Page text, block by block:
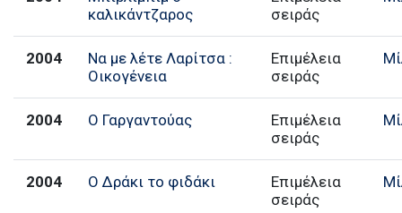
καλικάντζαρος
σειράς
2004
Να με λέτε Λαρίτσα :
Οικογένεια
Επιμέλεια
σειράς
2004 Ο Γαργαντούας
Επιμέλεια
σειράς
2004 Ο Δράκι το φιδάκι
Επιμέλεια
σειράς